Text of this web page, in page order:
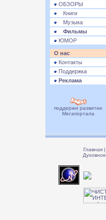
ОБЗОРЫ
Книги
Музыка
Фильмы
ЮМОР
О нас
Контакты
Поддержка
Реклама
поддержи развитие
Мегапортала
Главная |
Духовное